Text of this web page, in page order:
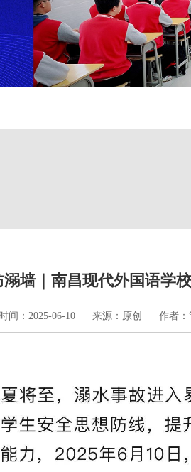
墙｜南昌现代外国语学
间：2025-06-10 来源：原创 作者：